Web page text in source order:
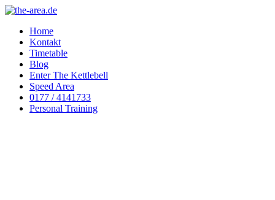
Home
Kontakt
Timetable
Blog
Enter The Kettlebell
Speed Area
0177 / 4141733
Personal Training